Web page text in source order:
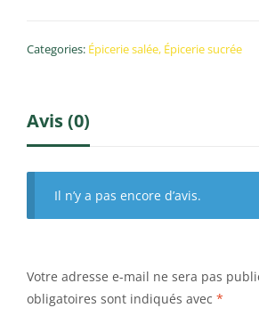
Categories: Épicerie salée, Épicerie sucrée
Avis (0)
Il n’y a pas encore d’avis.
Votre adresse e-mail ne sera pas
obligatoires sont indiqués avec *